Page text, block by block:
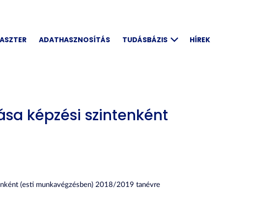
ADATHASZNOSÍTÁS TUDÁSBÁZIS HÍREK
képzési szintenként
(esti munkavégzésben) 2018/2019 tanévre